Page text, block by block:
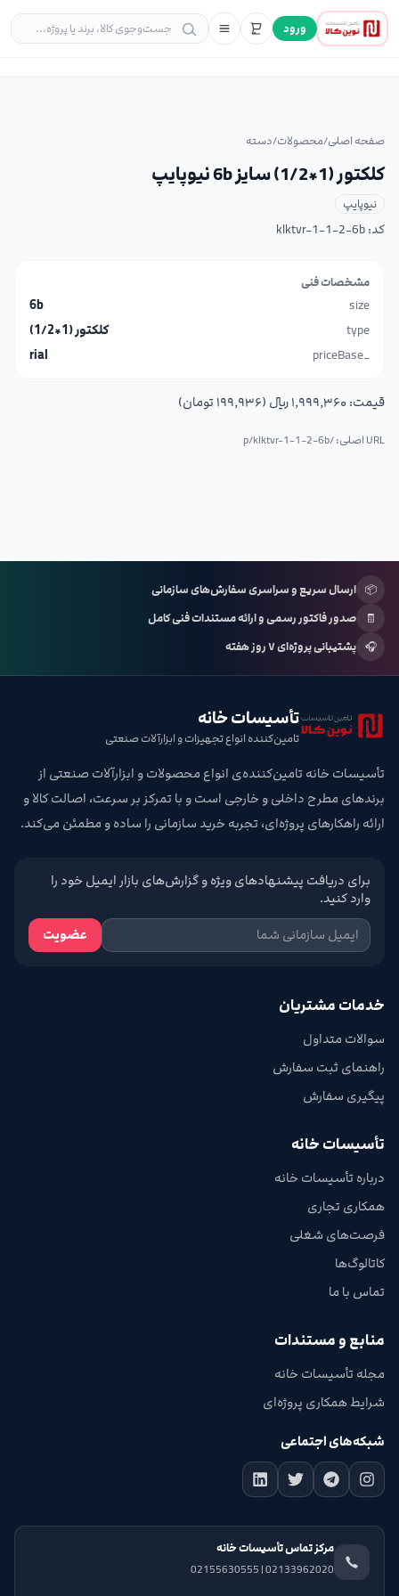
ورود
صفحه اصلی/محصولات/دسته
کلکتور (1*1/2) سایز 6b نیوپایپ
نیوپایپ
کد:klktvr-1-1-2-6b
مشخصات فنی
size
6b
type
کلکتور (1*1/2)
_priceBase
rial
قیمت: ۱٬۹۹۹٬۳۶۰ ریال (۱۹۹٬۹۳۶ تومان)
URL اصلی: /p/ klktvr-1-1-2-6b
📦 ارسال سریع و سراسری سفارش‌های سازمانی
🧾
صدور فاکتور رسمی و ارائه مستندات فنی کامل
🎧 پشتیبانی پروژه‌ای ۷ روز هفته
تأسیسات خانه
تامین‌کننده انواع تجهیزات و ابزارآلات صنعتی
تأسیسات خانه تامین‌کننده‌ی انواع محصولات و ابزارآلات صنعتی از
برندهای مطرح داخلی و خارجی است و با تمرکز بر سرعت، اصالت کالا و
ارائه راهکارهای پروژه‌ای، تجربه خرید سازمانی را ساده و مطمئن می‌کند.
برای دریافت پیشنهادهای ویژه و گزارش‌های بازار ایمیل خود را
وارد کنید.
عضویت
خدمات مشتریان
سوالات متداول
راهنمای ثبت سفارش
پیگیری سفارش
تأسیسات خانه
درباره تأسیسات خانه
همکاری تجاری
فرصت‌های شغلی
کاتالوگ‌ها
تماس با ما
منابع و مستندات
مجله تأسیسات خانه
شرایط همکاری پروژه‌ای
شبکه‌های اجتماعی
مرکز تماس تأسیسات خانه
02133962020 | 02155630555